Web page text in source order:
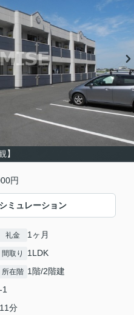
】
円
ミュレーション
礼金 1ヶ月
間取り 1LDK
所在階 1階/2階建
1
分